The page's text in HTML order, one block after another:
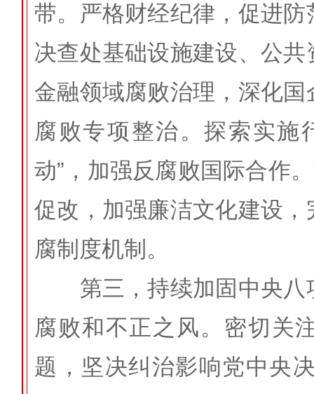
带。严格财经纪律，促进
决查处基础设施建设、公
金融领域腐败治理，深化
腐败专项整治。探索实施
动”，加强反腐败国际合作
促改，加强廉洁文化建设
腐制度机制。
第三，持续加固中央八
腐败和不正之风。密切关
题，坚决纠治影响党中央